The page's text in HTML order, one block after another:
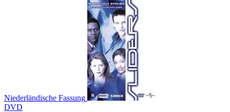
Niederländische Fassung
DVD